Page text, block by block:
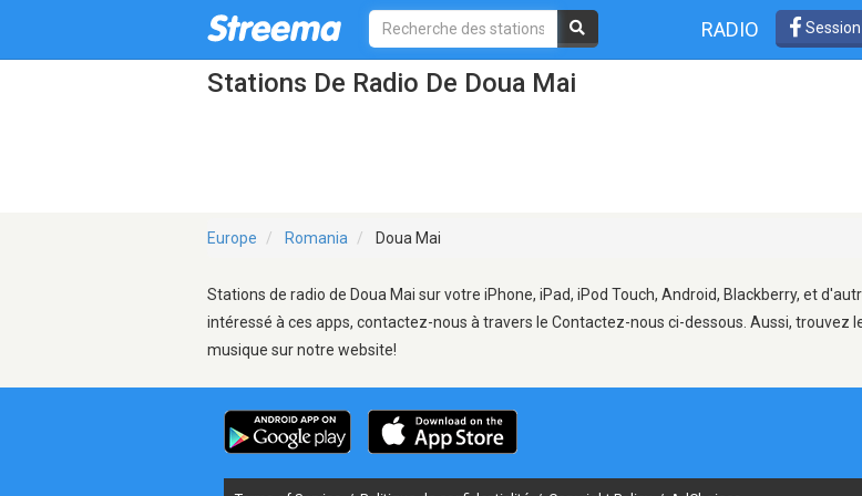
RADIO
Stations De Radio De Doua Mai
Europe Romania Doua Mai
Stations de radio de Doua Mai sur votre iPhone, iPad, iPod Touch, Android, Blackberry, et
intéressé à ces apps, contactez-nous à travers le Contactez-nous ci-dessous. Aussi, trouvez
musique sur notre website!